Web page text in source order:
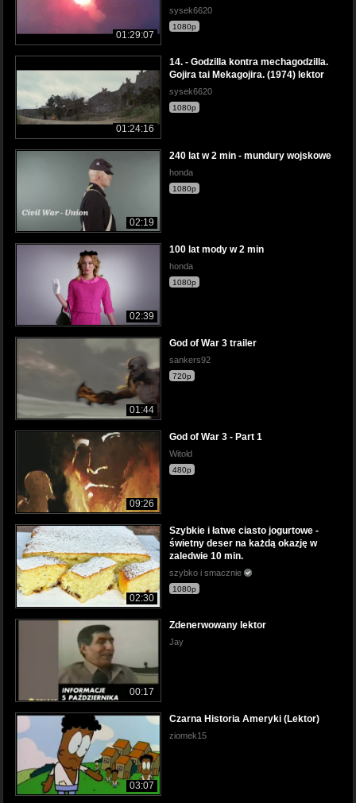
01:29:07
sysek6620
1080p
01:24:16
14. - Godzilla kontra mechagodzilla.
Gojira tai Mekagojira. (1974) lektor
sysek6620
1080p
02:19
240 lat w 2 min - mundury wojskowe
honda
1080p
02:39
100 lat mody w 2 min
honda
1080p
01:44
God of War 3 trailer
sankers92
720p
09:26
God of War 3 - Part 1
Witold
480p
02:30
Szybkie i łatwe ciasto jogurtowe -
świetny deser na każdą okazję w
zaledwie 10 min.
szybko i smacznie
1080p
00:17
Zdenerwowany lektor
Jay
03:07
Czarna Historia Ameryki (Lektor)
ziomek15